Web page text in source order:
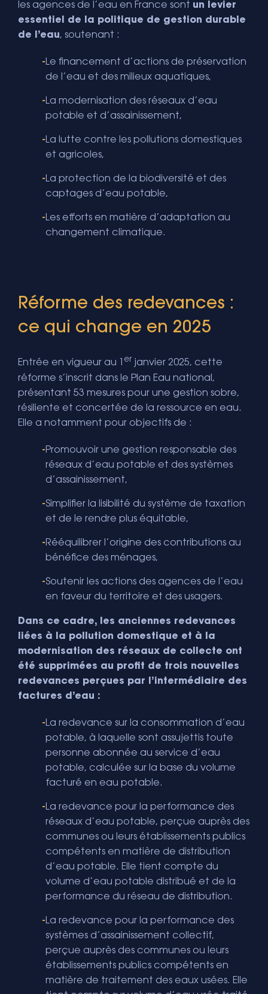
les agences de l’eau en France sont un levier
essentiel de la politique de gestion durable
de l’eau, soutenant :
Le financement d’actions de préservation
de l’eau et des milieux aquatiques,
La modernisation des réseaux d’eau
potable et d’assainissement,
La lutte contre les pollutions domestiques
et agricoles,
La protection de la biodiversité et des
captages d’eau potable,
Les efforts en matière d’adaptation au
changement climatique.
Réforme des redevances :
ce qui change en 2025
Entrée en vigueur au 1 er janvier 2025, cette
réforme s’inscrit dans le Plan Eau national,
présentant 53 mesures pour une gestion sobre,
résiliente et concertée de la ressource en eau.
Elle a notamment pour objectifs de :
Promouvoir une gestion responsable des
réseaux d’eau potable et des systèmes
d’assainissement,
Simplifier la lisibilité du système de taxation
et de le rendre plus équitable,
Rééquilibrer l’origine des contributions au
bénéfice des ménages,
Soutenir les actions des agences de l’eau
en faveur du territoire et des usagers.
Dans ce cadre, les anciennes redevances
liées à la pollution domestique et à la
modernisation des réseaux de collecte ont
été supprimées au profit de trois nouvelles
redevances perçues par l’intermédiaire des
factures d’eau :
La redevance sur la consommation d’eau
potable, à laquelle sont assujettis toute
personne abonnée au service d’eau
potable, calculée sur la base du volume
facturé en eau potable.
La redevance pour la performance des
réseaux d’eau potable, perçue auprès des
communes ou leurs établissements publics
compétents en matière de distribution
d’eau potable. Elle tient compte du
volume d’eau potable distribué et de la
performance du réseau de distribution.
La redevance pour la performance des
systèmes d’assainissement collectif,
perçue auprès des communes ou leurs
établissements publics compétents en
matière de traitement des eaux usées. Elle